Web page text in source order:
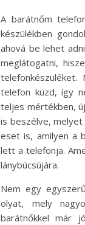
A barátnőm
készülékben
ahová be lehet
meglátogatni,
telefon küzd, így
teljes mértékben,
is beszélve, melyet
eset is, amilyen a
lett a telefonja.
lánybúcsújára.
Nem egy
olyat, mely
barátnőkkel már